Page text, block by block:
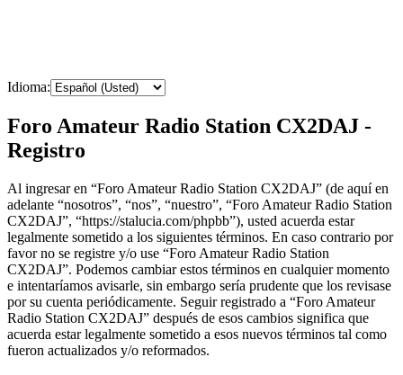
Idioma:
Foro Amateur Radio Station CX2DAJ -
Registro
Al ingresar en “Foro Amateur Radio Station CX2DAJ” (de aquí en
adelante “nosotros”, “nos”, “nuestro”, “Foro Amateur Radio Station
CX2DAJ”, “https://stalucia.com/phpbb”), usted acuerda estar
legalmente sometido a los siguientes términos. En caso contrario por
favor no se registre y/o use “Foro Amateur Radio Station
CX2DAJ”. Podemos cambiar estos términos en cualquier momento
e intentaríamos avisarle, sin embargo sería prudente que los revisase
por su cuenta periódicamente. Seguir registrado a “Foro Amateur
Radio Station CX2DAJ” después de esos cambios significa que
acuerda estar legalmente sometido a esos nuevos términos tal como
fueron actualizados y/o reformados.